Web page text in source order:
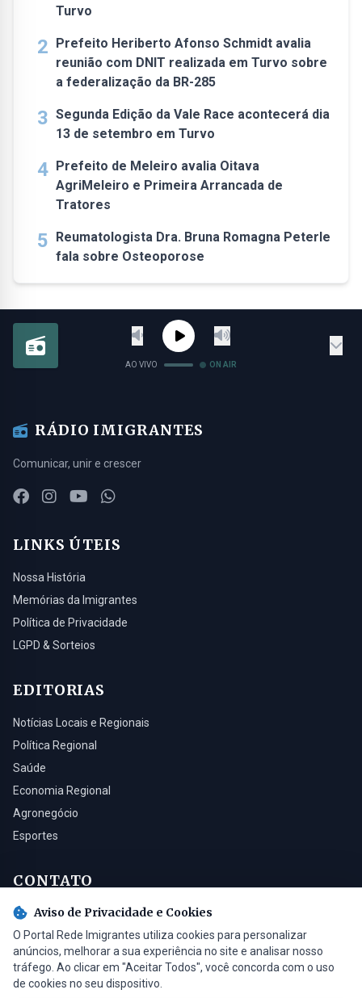
Turvo
2 Prefeito Heriberto Afonso Schmidt avalia
reunião com DNIT realizada em Turvo sobre
a federalização da BR-285
3 Segunda Edição da Vale Race acontecerá dia
13 de setembro em Turvo
4 Prefeito de Meleiro avalia Oitava
AgriMeleiro e Primeira Arrancada de
Tratores
5 Reumatologista Dra. Bruna Romagna Peterle
fala sobre Osteoporose
AO VIVO ON AIR
RÁDIO IMIGRANTES
Comunicar, unir e crescer
LINKS ÚTEIS
Nossa História
Memórias da Imigrantes
Política de Privacidade
LGPD & Sorteios
EDITORIAS
Notícias Locais e Regionais
Política Regional
Saúde
Economia Regional
Agronegócio
Esportes
CONTATO
Turvo - SC, 88930-000
(48) 3525-0321
contato@radioimigrantes.com.br
Aviso de Privacidade e Cookies
O Portal Rede Imigrantes utiliza cookies para personalizar
anúncios, melhorar a sua experiência no site e analisar nosso
tráfego. Ao clicar em "Aceitar Todos", você concorda com o uso
de cookies no seu dispositivo.